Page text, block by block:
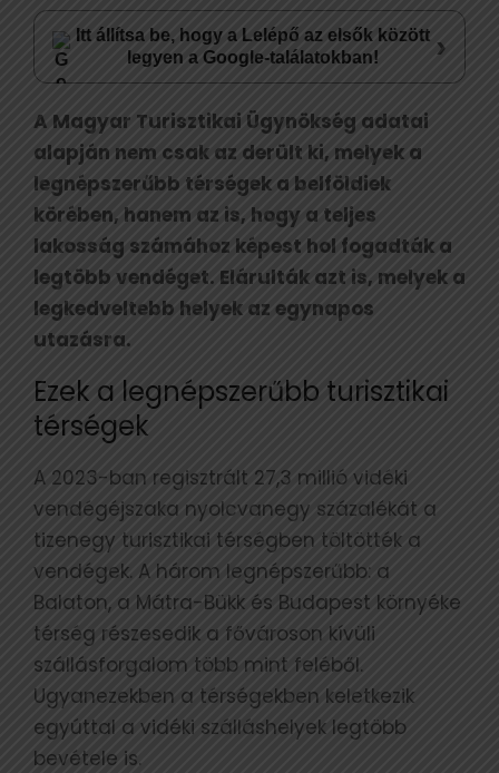
Itt állítsa be, hogy a Lelépő az elsők között
legyen a Google-találatokban!
›
A Magyar Turisztikai Ügynökség adatai
alapján nem csak az derült ki, melyek a
legnépszerűbb térségek a belföldiek
körében, hanem az is, hogy a teljes
lakosság számához képest hol fogadták a
legtöbb vendéget. Elárulták azt is, melyek a
legkedveltebb helyek az egynapos
utazásra.
Ezek a legnépszerűbb turisztikai
térségek
A 2023-ban regisztrált 27,3 millió vidéki
vendégéjszaka nyolcvanegy százalékát a
tizenegy turisztikai térségben töltötték a
vendégek. A három legnépszerűbb: a
Balaton, a Mátra-Bükk és Budapest környéke
térség részesedik a fővároson kívüli
szállásforgalom több mint feléből.
Ugyanezekben a térségekben keletkezik
egyúttal a vidéki szálláshelyek legtöbb
bevétele is.